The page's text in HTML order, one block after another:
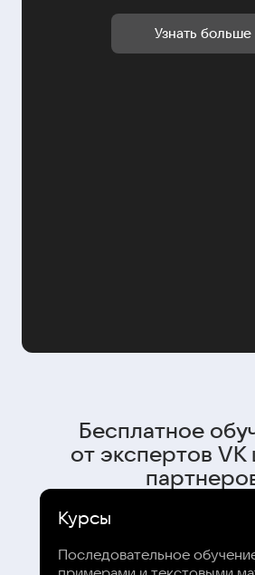
Узнать больше
Бесплатное
от экспертов
Курсы
Последовательное